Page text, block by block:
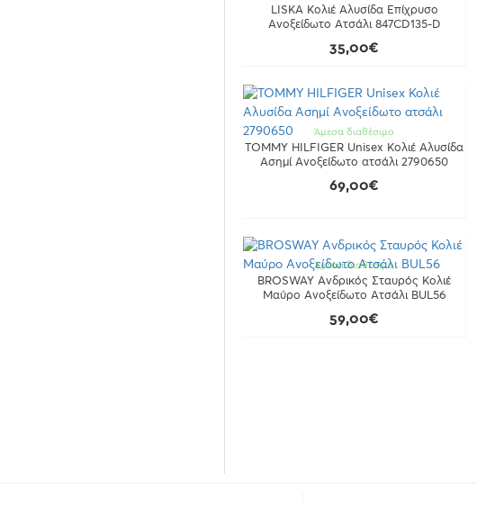
LISKA Κολιέ Aλυσίδα Επίχρυσο
Ανοξείδωτο Ατσάλι 847CD135-D
35,00€
Άμεσα διαθέσιμο
TOMMY HILFIGER Unisex Κολιέ Aλυσίδα
Ασημί Ανοξείδωτο ατσάλι 2790650
69,00€
Άμεσα διαθέσιμο
BROSWAY Ανδρικός Σταυρός Κολιέ
Μαύρο Ανοξείδωτο Ατσάλι BUL56
59,00€